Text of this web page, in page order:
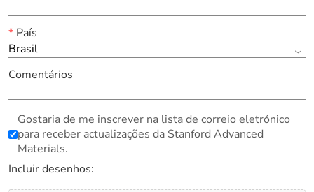
*País
Brasil
Comentários
Gostaria de me inscrever na lista de correio eletrónico
para receber actualizações da Stanford Advanced
Materials.
Incluir desenhos: